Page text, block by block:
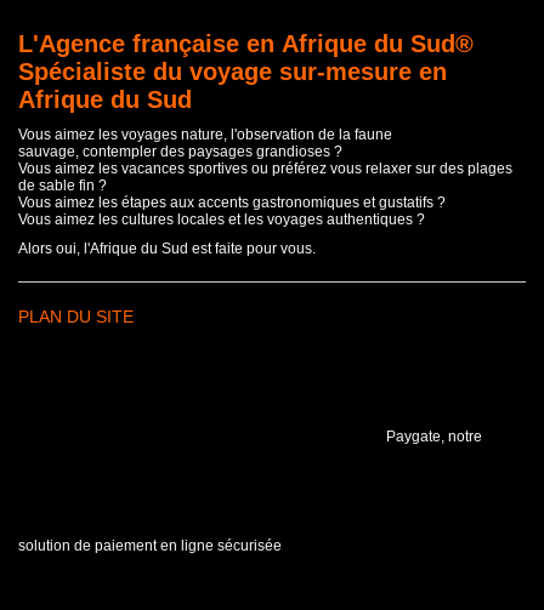
L'Agence française en Afrique du Sud®
Spécialiste du voyage sur-mesure en
Afrique du Sud
Vous aimez les voyages nature, l'observation de la faune
sauvage, contempler des paysages grandioses ?
Vous aimez les vacances sportives ou préférez vous relaxer sur des plages
de sable fin ?
Vous aimez les étapes aux accents gastronomiques et gustatifs ?
Vous aimez les cultures locales et les voyages authentiques ?
Alors oui, l'Afrique du Sud est faite pour vous.
PLAN DU SITE
Paygate, notre
solution de paiement en ligne sécurisée